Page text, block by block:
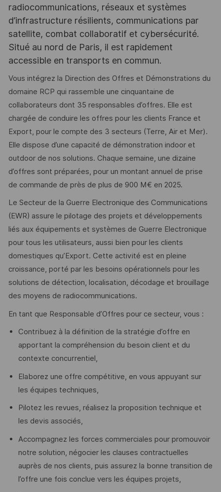
radiocommunications, réseaux et systèmes
d’infrastructure résilients, communications par
satellite, combat collaboratif et cybersécurité.
Situé au nord de Paris, il est rapidement
accessible en transports en commun.
Vous intégrez la Direction des Offres et Démonstrations du
domaine RCP qui rassemble une cinquantaine de
collaborateurs dont 35 responsables d’offres. Elle est
chargée de conduire les offres pour les clients France et
Export, pour le compte des 3 secteurs (Terre, Air et Mer).
Elle dispose d’une capacité de démonstration indoor et
outdoor de nos solutions. Chaque semaine, une dizaine
d’offres sont préparées, pour un montant annuel de prise
de commande de près de plus de 900 M€ en 2025.
Le Secteur de la Guerre Electronique des Communications
(EWR) assure le pilotage des projets et développements
liés aux équipements et systèmes de Guerre Electronique
pour tous les utilisateurs, aussi bien pour les clients
domestiques qu’Export. Cette activité est en pleine
croissance, porté par les besoins opérationnels pour les
solutions de détection, localisation, décodage et brouillage
des moyens de radiocommunications.
En tant que Responsable d’Offres pour ce secteur, vous :
Contribuez à la définition de la stratégie d’offre en
apportant la compréhension du besoin client et du
contexte concurrentiel,
Elaborez une offre compétitive, en vous appuyant sur
les équipes techniques,
Pilotez les revues, réalisez la proposition technique et
les devis associés,
Accompagnez les forces commerciales pour promouvoir
notre solution, négocier les clauses contractuelles
auprès de nos clients, puis assurez la bonne transition de
l’offre une fois conclue vers les équipes projets,